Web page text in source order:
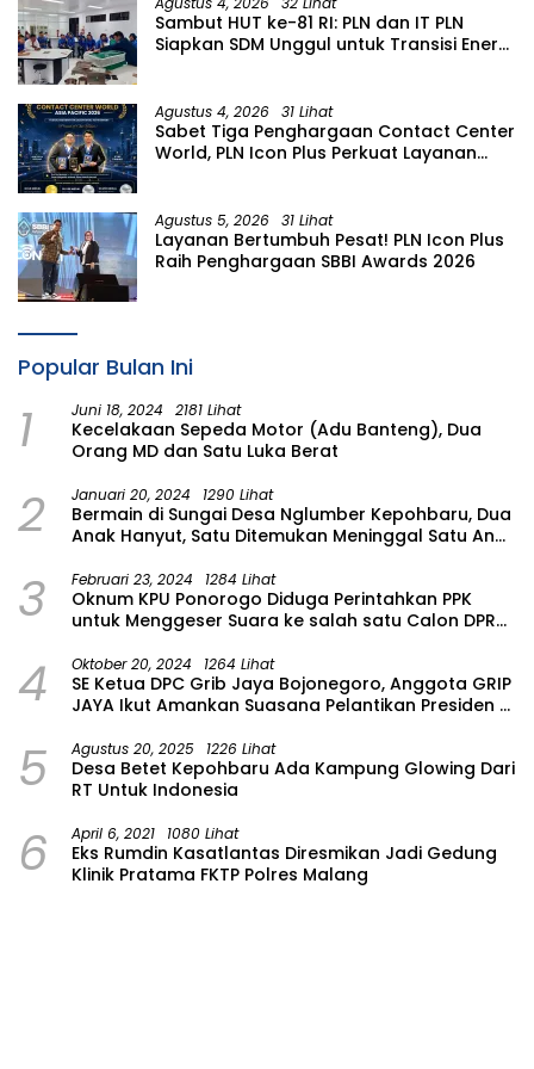
Sambut HUT ke-81 RI: PLN dan IT PLN
Siapkan SDM Unggul untuk Transisi Energi
Agustus 4, 2026 31 Lihat
Sabet Tiga Penghargaan Contact Center
World, PLN Icon Plus Perkuat Layanan
Agustus 5, 2026 31 Lihat
Layanan Bertumbuh Pesat! PLN Icon Plus
Raih Penghargaan SBBI Awards 2026
Popular Bulan Ini
1 Juni 18, 2024 2181 Lihat
Kecelakaan Sepeda Motor (Adu Banteng), Dua
Orang MD dan Satu Luka Berat
2 Januari 20, 2024 1290 Lihat
Bermain di Sungai Desa Nglumber Kepohbaru, Dua
Anak Hanyut, Satu Ditemukan Meninggal Satu Anak
3 Februari 23, 2024 1284 Lihat
Oknum KPU Ponorogo Diduga Perintahkan PPK
untuk Menggeser Suara ke salah satu Calon DPRD
4 Oktober 20, 2024 1264 Lihat
SE Ketua DPC Grib Jaya Bojonegoro, Anggota GRIP
JAYA Ikut Amankan Suasana Pelantikan Presiden di
5 Agustus 20, 2025 1226 Lihat
Desa Betet Kepohbaru Ada Kampung Glowing Dari
RT Untuk Indonesia
6 April 6, 2021 1080 Lihat
Eks Rumdin Kasatlantas Diresmikan Jadi Gedung
Klinik Pratama FKTP Polres Malang